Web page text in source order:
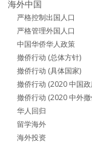
海外中国
严格控制出国人口
严格管理外国人口
中国华侨华人政策
撤侨行动 (总体方针)
撤侨行动 (具体国家)
撤侨行动 (2020 中国
撤侨行动 (2020 中外
华人回归
留学海外
海外投资